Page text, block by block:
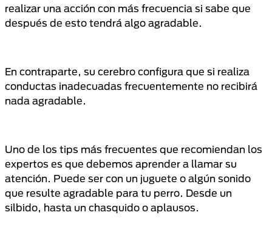
realizar una acción con más frecuencia si sabe que
después de esto tendrá algo agradable.
En contraparte, su cerebro configura que si realiza
conductas inadecuadas frecuentemente no recibirá
nada agradable.
Uno de los tips más frecuentes que recomiendan los
expertos es que debemos aprender a llamar su
atención. Puede ser con un juguete o algún sonido
que resulte agradable para tu perro. Desde un
silbido, hasta un chasquido o aplausos.